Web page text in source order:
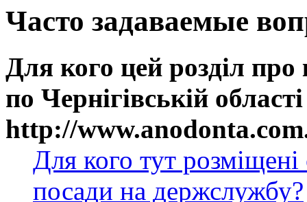
Часто задаваемые
Для кого цей розділ
по Чернігівській
http://
Для кого тут
посади на держслужбу?